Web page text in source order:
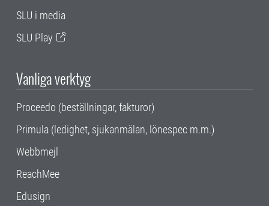
SLU i media
SLU Play
Vanliga verktyg
Proceedo (beställningar, fakturor)
Primula (ledighet, sjukanmälan, lönespec m.m.)
Webbmejl
ReachMee
Edusign